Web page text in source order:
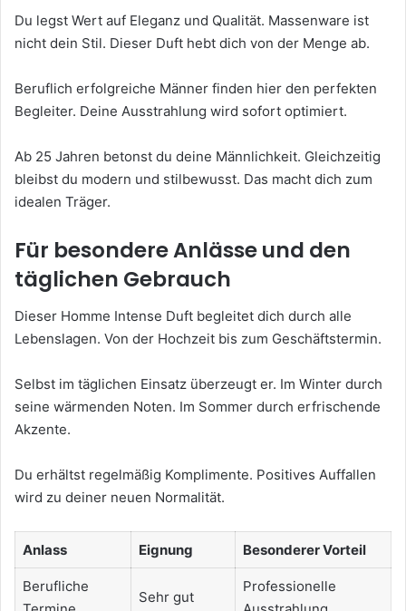
Du legst Wert auf Eleganz und Qualität. Massenware ist
nicht dein Stil. Dieser Duft hebt dich von der Menge ab.
Beruflich erfolgreiche Männer finden hier den perfekten
Begleiter. Deine Ausstrahlung wird sofort optimiert.
Ab 25 Jahren betonst du deine Männlichkeit. Gleichzeitig
bleibst du modern und stilbewusst. Das macht dich zum
idealen Träger.
Für besondere Anlässe und den
täglichen Gebrauch
Dieser Homme Intense Duft begleitet dich durch alle
Lebenslagen. Von der Hochzeit bis zum Geschäftstermin.
Selbst im täglichen Einsatz überzeugt er. Im Winter durch
seine wärmenden Noten. Im Sommer durch erfrischende
Akzente.
Du erhältst regelmäßig Komplimente. Positives Auffallen
wird zu deiner neuen Normalität.
Anlass Eignung Besonderer Vorteil
Berufliche
Sehr gut
Professionelle